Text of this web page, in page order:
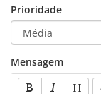
Prioridade
Mensagem